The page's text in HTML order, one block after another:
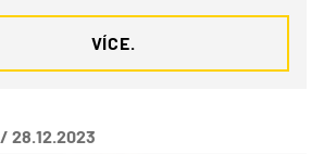
VÍCE.
/ 28.12.2023